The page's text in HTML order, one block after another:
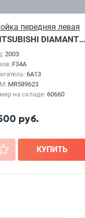
передняя левая
MITSUBISHI DIAMANTE
2003
F34A
6A13
MR589623
на складе: 60660
руб.
+ КУПИТЬ